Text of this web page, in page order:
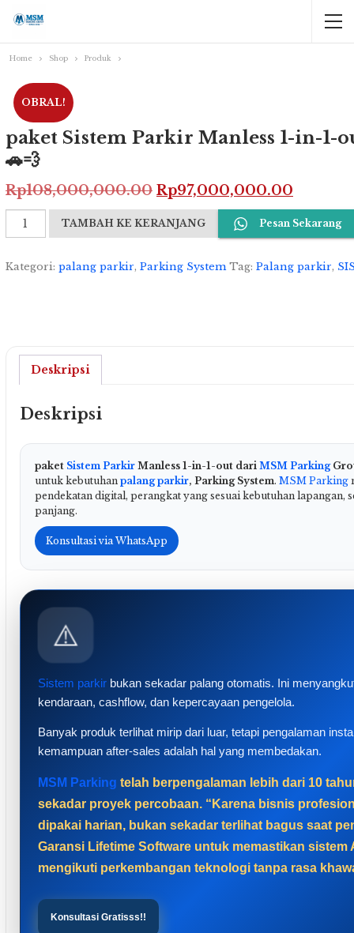
Home Shop Produk
OBRAL!
paket Sistem Parkir Manless 1-in-
🚗💨
Rp108,000,000.00 Harga
aslinya
adalah:
Rp97,000,000.00
saat
ini
Pesan Sekarang
Kuantitas
Parkir
MSM
Group.
TAMBAH KE KERANJANG
Kategori: palang parkir, Parking System Tag: Palang parkir,
Deskripsi
Deskripsi
paket Sistem Parkir Manless 1-in-1-out dari MSM Parking
untuk kebutuhan palang parkir, Parking System. MSM Parking
pendekatan digital, perangkat yang sesuai kebutuhan lapangan,
panjang.
Konsultasi via WhatsApp
⚠️
Sistem parkir bukan sekadar palang otomatis. Ini
kendaraan, cashflow, dan kepercayaan pengelola.
Banyak produk terlihat mirip dari luar, tetapi pengalaman
kemampuan after-sales adalah hal yang membedakan.
MSM Parking telah berpengalaman lebih dari 10
sekadar proyek percobaan. “Karena bisnis
dipakai harian, bukan sekadar terlihat bagus saat
Garansi Lifetime Software untuk memastikan
mengikuti perkembangan teknologi tanpa rasa
Konsultasi Gratisss!!